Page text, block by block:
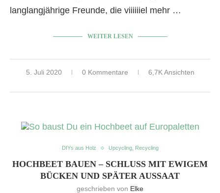
langlangjährige Freunde, die viiiiiiel mehr …
WEITER LESEN
5. Juli 2020 0 Kommentare 6,7K Ansichten
DIYs aus Holz Upcycling, Recycling
HOCHBEET BAUEN – SCHLUSS MIT EWIGEM B
ÜCKEN UND SPÄTER AUSSAAT
geschrieben von Elke